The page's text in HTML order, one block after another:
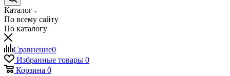
Каталог
По всему сайту
По каталогу
Сравнение0
Избранные товары 0
Корзина 0